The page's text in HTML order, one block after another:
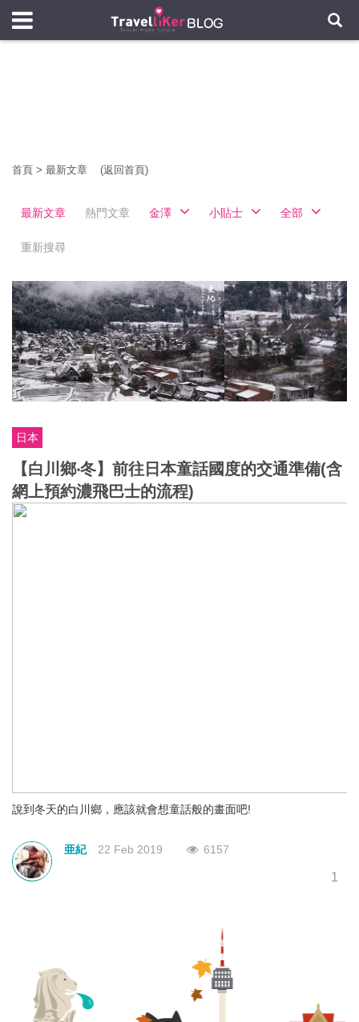
首頁 > 最新文章 (返回首頁)
最新文章 熱門文章 金澤 小貼士 全部
重新搜尋
日本
【白川鄉‧冬】前往日本童話國度的交通準備(含
網上預約濃飛巴士的流程)
說到冬天的白川鄉，應該就會想童話般的畫面吧!
這次純粹想分享一下自己預訂巴士的經驗就好了~
*** *** *** *** *** ***
亜紀 22 Feb 2019 6157
1